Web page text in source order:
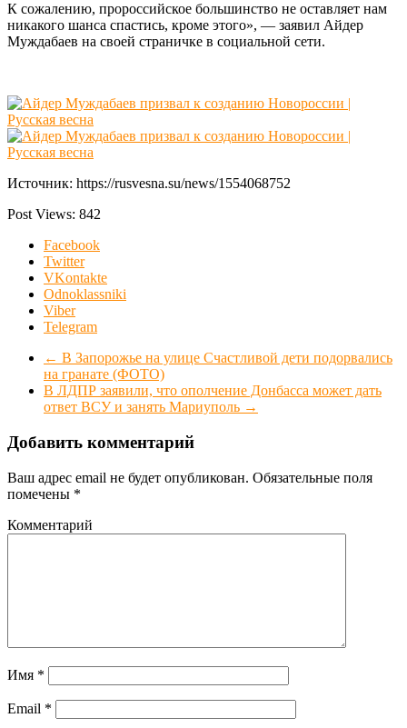
К сожалению, пророссийское большинство не оставляет нам
никакого шанса спастись, кроме этого», — заявил Айдер
Муждабаев на своей страничке в социальной сети.
Источник: https://rusvesna.su/news/1554068752
Post Views: 842
Facebook
Twitter
VKontakte
Odnoklassniki
Viber
Telegram
← В Запорожье на улице Счастливой дети подорвались
на гранате (ФОТО)
В ЛДПР заявили, что ополчение Донбасса может дать
ответ ВСУ и занять Мариуполь →
Добавить комментарий
Ваш адрес email не будет опубликован. Обязательные поля
помечены *
Комментарий
Имя *
Email *